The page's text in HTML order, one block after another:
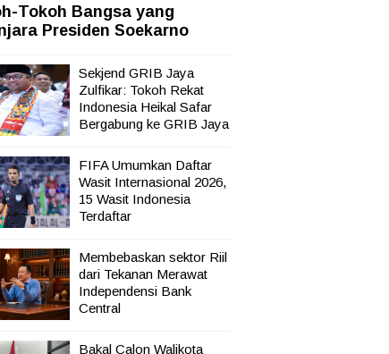
Tokoh Bangsa yang
Presiden Soekarno
Sekjend GRIB Jaya
Zulfikar: Tokoh Rekat
Indonesia Heikal Safar
Bergabung ke GRIB Jaya
FIFA Umumkan Daftar
Wasit Internasional 2026,
15 Wasit Indonesia
Terdaftar
Membebaskan sektor Riil
dari Tekanan Merawat
Independensi Bank
Central
Bakal Calon Walikota